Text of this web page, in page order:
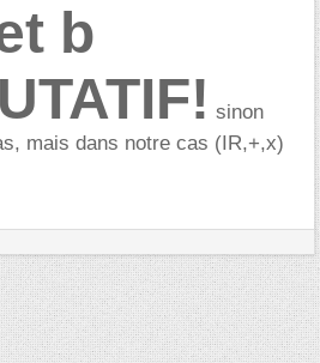
b
sinon
mais dans notre cas (IR,+,x)